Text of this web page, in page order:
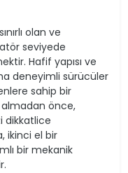
olan ve
seviyede
Hafif yapısı ve
deneyimli sürücüler
sahip bir
önce,
dikkatlice
ikinci el bir
bir mekanik